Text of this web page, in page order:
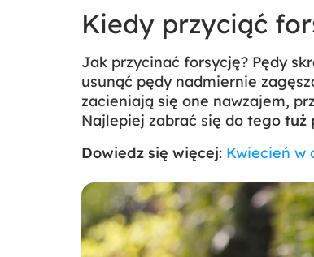
Kiedy przyciąć
Jak przycinać forsycję? Pędy
usunąć pędy nadmiernie
zacieniają się one nawzajem,
Najlepiej zabrać się do tego tuż
Dowiedz się więcej: Kwiecień w